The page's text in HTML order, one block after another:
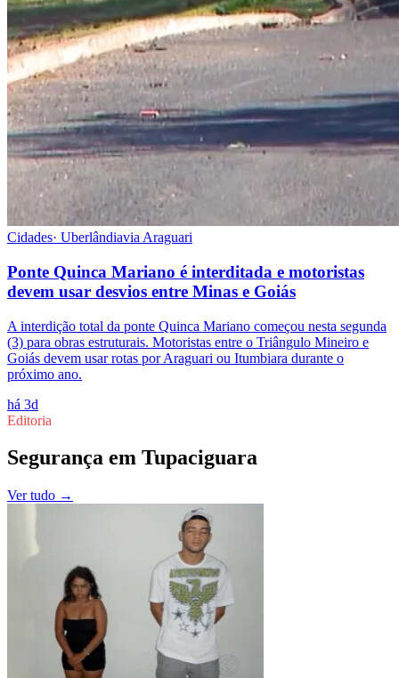
Cidades· Uberlândiavia Araguari
Ponte Quinca Mariano é interditada e motoristas
devem usar desvios entre Minas e Goiás
A interdição total da ponte Quinca Mariano começou nesta segunda
(3) para obras estruturais. Motoristas entre o Triângulo Mineiro e
Goiás devem usar rotas por Araguari ou Itumbiara durante o
próximo ano.
há 3d
Editoria
Segurança em Tupaciguara
Ver tudo →